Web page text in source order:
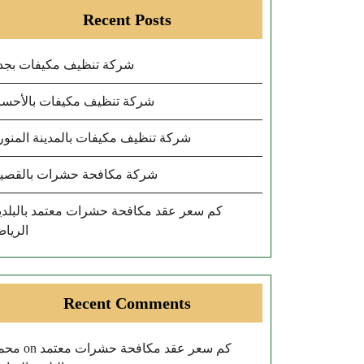
Recent Posts
شركة تنظيف مكيفات
شركة تنظيف مكيفات
شركة تنظيف مكيفات بالمدينة
شركة مكافحة حشرات
كم سعر عقد مكافحة حشرات معتمد
Recent Comments
on كم سعر عقد مكافحة حشرات معتمد